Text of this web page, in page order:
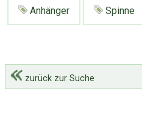
Anhänger Spinne
zurück zur Suche